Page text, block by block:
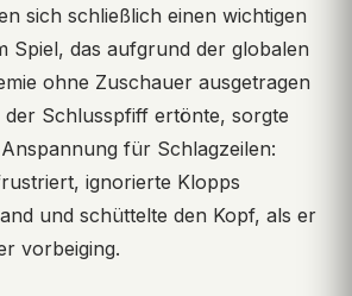
sich schließlich einen wichtigen
Spiel, das aufgrund der globalen
ohne Zuschauer ausgetragen
Schlusspfiff ertönte, sorgte
für Schlagzeilen:
ignorierte Klopps
und schüttelte den Kopf, als er
vorbeiging.